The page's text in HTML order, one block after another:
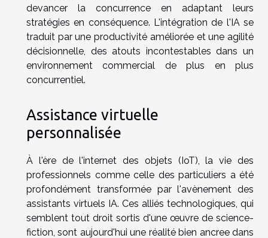
devancer la concurrence en adaptant leurs
stratégies en conséquence. L'intégration de l'IA se
traduit par une productivité améliorée et une agilité
décisionnelle, des atouts incontestables dans un
environnement commercial de plus en plus
concurrentiel.
Assistance virtuelle
personnalisée
À l'ère de l'internet des objets (IoT), la vie des
professionnels comme celle des particuliers a été
profondément transformée par l'avènement des
assistants virtuels IA. Ces alliés technologiques, qui
semblent tout droit sortis d'une œuvre de science-
fiction, sont aujourd'hui une réalité bien ancree dans